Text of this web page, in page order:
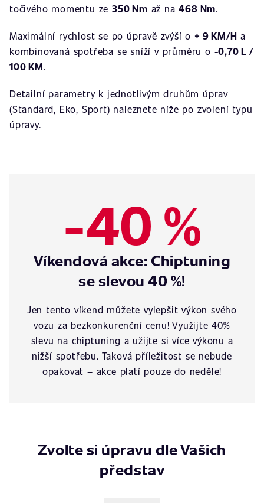
točivého momentu ze350 Nm až na468 Nm.
Maximální rychlost se po úpravě zvýší o + 9 KM/H a
kombinovaná spotřeba se sníží v průměru o -0,70 L /
100 KM.
Detailní parametry k jednotlivým druhům úprav
(Standard, Eko, Sport) naleznete níže po zvolení typu
úpravy.
-40 %
Víkendová akce: Chiptuning
se slevou 40 %!
Jen tento víkend můžete vylepšit výkon svého
vozu za bezkonkurenční cenu! Využijte 40%
slevu na chiptuning a užijte si více výkonu a
nižší spotřebu. Taková příležitost se nebude
opakovat – akce platí pouze do neděle!
Zvolte si úpravu dle Vašich
představ